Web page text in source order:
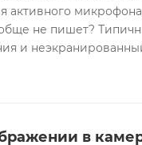
активного
не пишет?
и
в